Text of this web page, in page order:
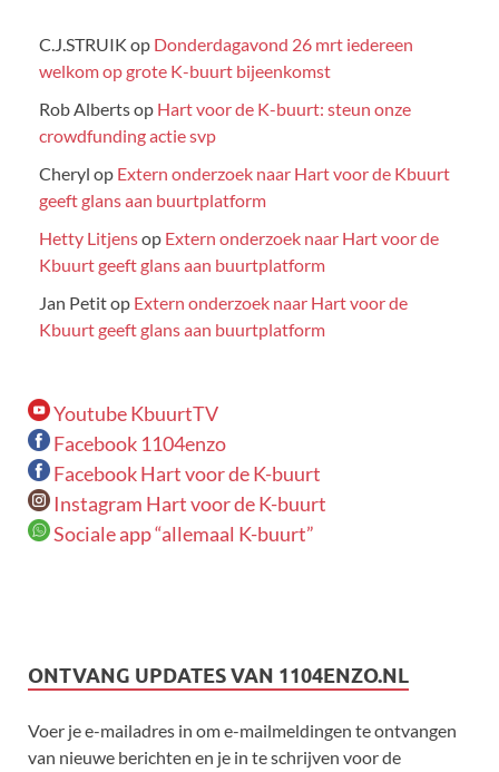
C.J.STRUIK op Donderdagavond 26 mrt iedereen
welkom op grote K-buurt bijeenkomst
Rob Albertsop Hart voor de K-buurt: steun onze
crowdfunding actie svp
Cheryl op Extern onderzoek naar Hart voor de Kbuurt
geeft glans aan buurtplatform
Hetty Litjensop Extern onderzoek naar Hart voor de
Kbuurt geeft glans aan buurtplatform
Jan Petitop Extern onderzoek naar Hart voor de
Kbuurt geeft glans aan buurtplatform
Youtube KbuurtTV
Facebook 1104enzo
Facebook Hart voor de K-buurt
Instagram Hart voor de K-buurt
Sociale app “allemaal K-buurt”
ONTVANG UPDATES VAN 1104ENZO.NL
Voer je e-mailadres in om e-mailmeldingen te ontvangen
van nieuwe berichten en je in te schrijven voor de